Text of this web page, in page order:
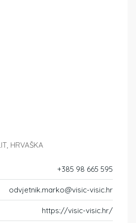
HRVAŠKA
+385 98 665 595
odvjetnik.marko@visic-visic.hr
https://visic-visic.hr/